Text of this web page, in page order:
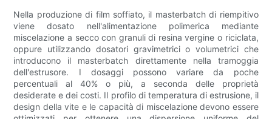
Nella produzione di film soffiato, il masterbatch di riempitivo
viene dosato nell'alimentazione polimerica mediante
miscelazione a secco con granuli di resina vergine o riciclata,
oppure utilizzando dosatori gravimetrici o volumetrici che
introducono il masterbatch direttamente nella tramoggia
dell'estrusore. I dosaggi possono variare da poche
percentuali al 40% o più, a seconda delle proprietà
desiderate e dei costi. Il profilo di temperatura di estrusione, il
design della vite e le capacità di miscelazione devono essere